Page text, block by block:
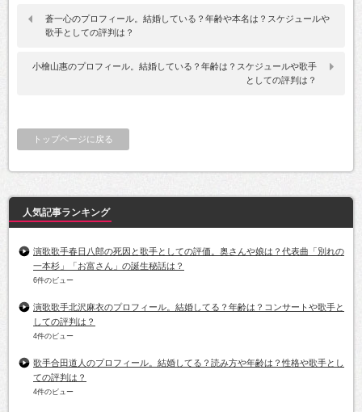
蒼一心のプロフィール。結婚している？年齢や本名は？スケジュールや
歌手としての評判は？
小檜山惠のプロフィール。結婚している？年齢は？スケジュールや歌手
としての評判は？
トップページに戻る
人気記事ランキング
演歌歌手春日八郎の死因と歌手としての評価。奥さんや娘は？代表曲「別れの
一本杉」「お富さん」の誕生秘話は？
6件のビュー
演歌歌手北沢麻衣のプロフィール。結婚してる？年齢は？コンサートや歌手と
しての評判は？
4件のビュー
歌手合田道人のプロフィール。結婚してる？読み方や年齢は？性格や歌手とし
ての評判は？
4件のビュー